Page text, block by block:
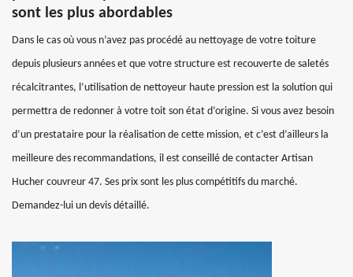
sont les plus abordables
Dans le cas où vous n’avez pas procédé au nettoyage de votre toiture
depuis plusieurs années et que votre structure est recouverte de saletés
récalcitrantes, l’utilisation de nettoyeur haute pression est la solution qui
permettra de redonner à votre toit son état d’origine. Si vous avez besoin
d’un prestataire pour la réalisation de cette mission, et c’est d’ailleurs la
meilleure des recommandations, il est conseillé de contacter Artisan
Hucher couvreur 47. Ses prix sont les plus compétitifs du marché.
Demandez-lui un devis détaillé.